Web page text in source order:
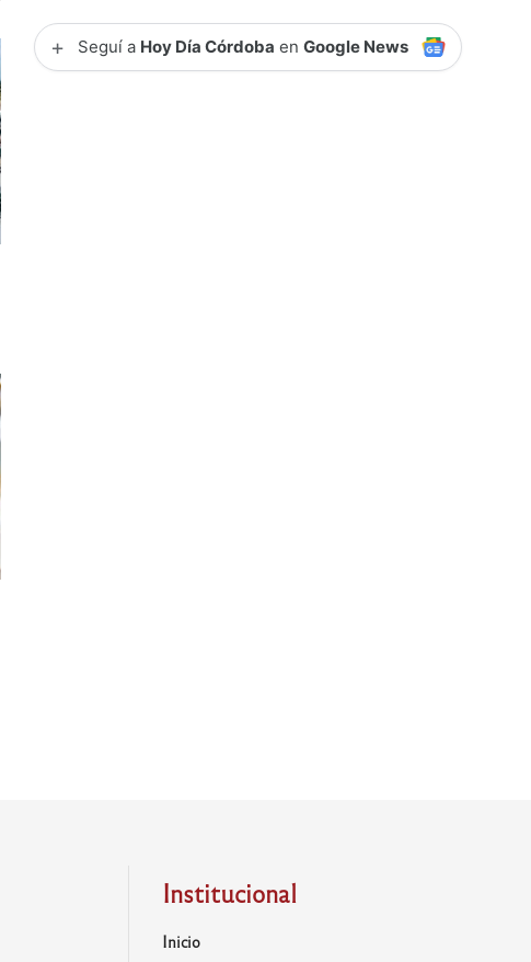
+ Seguí a Hoy Día Córdoba enGoogle News
Institucional
Inicio